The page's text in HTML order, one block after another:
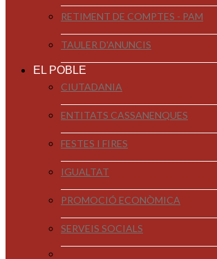
RETIMENT DE COMPTES - PAM
TAULER D'ANUNCIS
EL POBLE
CIUTADANIA
ENTITATS CASSANENQUES
FESTES I FIRES
IGUALTAT
PROMOCIÓ ECONÒMICA
SERVEIS SOCIALS